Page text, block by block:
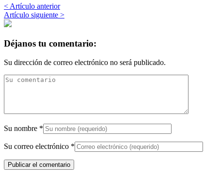
< Artículo anterior
Artículo siguiente >
Déjanos tu comentario:
Su dirección de correo electrónico no será publicado.
Su nombre *
Su correo electrónico *